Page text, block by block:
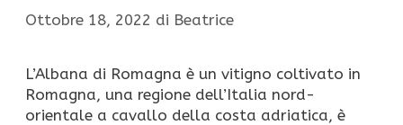
Ottobre 18, 2022 di Beatrice
L’Albana di Romagna è un vitigno coltivato in
Romagna, una regione dell’Italia nord-
orientale a cavallo della costa adriatica, è